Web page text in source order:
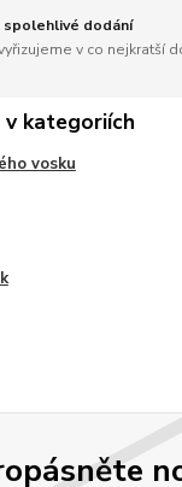
spolehlivé dodání
v co nejkratší
v kategoriích
vosku